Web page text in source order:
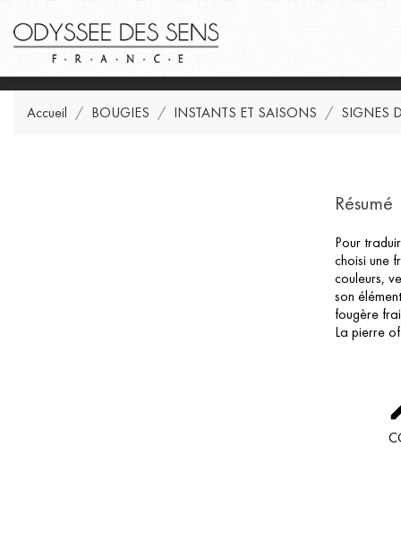
Accueil BOUGIES INSTANTS ET SAISONS SIGNES
Résumé
Pour
choisi une
couleurs,
son
fougère
La pierre